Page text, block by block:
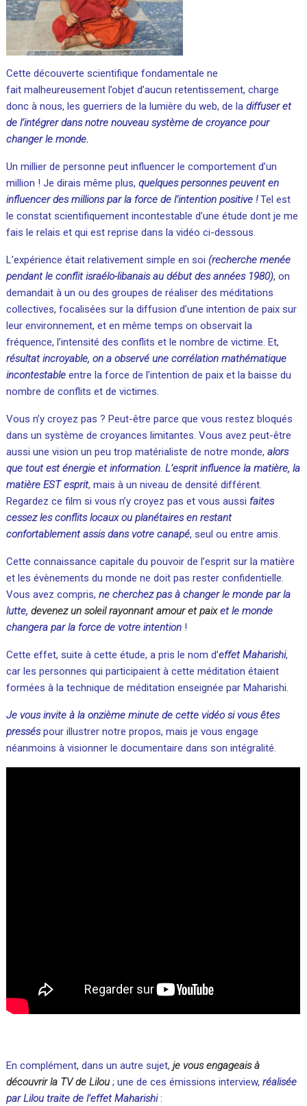
Cette découverte scientifique fondamentale ne
fait malheureusement l’objet d’aucun retentissement, charge
donc à nous, les guerriers de la lumière du web, de ladiffuser et
de l’intégrer dans notre nouveau système de croyance pour
changer le monde.
Un millier de personne peut influencer le comportement d’un
million ! Je dirais même plus,quelques personnes peuvent en
influencer des millions par la force de l’intention positive ! Tel est
le constat scientifiquement incontestable d’une étude dont je me
fais le relais et qui est reprise dans la vidéo ci-dessous.
L’expérience était relativement simple en soi(recherche menée
pendant le conflit israélo-libanais au début des années 1980), on
demandait à un ou des groupes de réaliser des méditations
collectives, focalisées sur la diffusion d’une intention de paix sur
leur environnement, et en même temps on observait la
fréquence, l’intensité des conflits et le nombre de victime. Et,
résultat incroyable, on a observé une corrélation mathématique
incontestable entre la force de l’intention de paix et la baisse du
nombre de conflits et de victimes.
Vous n’y croyez pas ? Peut-être parce que vous restez bloqués
dans un système de croyances limitantes. Vous avez peut-être
aussi une vision un peu trop matérialiste de notre monde,alors
que tout est énergie et information. L’esprit influence la matière, la
matière EST esprit, mais à un niveau de densité différent.
Regardez ce film si vous n’y croyez pas et vous aussi faites
cessez les conflits locaux ou planétaires en restant
confortablement assis dans votre canapé, seul ou entre amis.
Cette connaissance capitale du pouvoir de l’esprit sur la matière
et les évènements du monde ne doit pas rester confidentielle.
Vous avez compris,ne cherchez pas à changer le monde par la
lutte,devenez un soleil rayonnant amour et paixet le monde
changera par la force de votre intention !
Cette effet, suite à cette étude, a pris le nom d’effet Maharishi,
car les personnes qui participaient à cette méditation étaient
formées à la technique de méditation enseignée par Maharishi.
Je vous invite à la onzième minute de cette vidéo si vous êtes
presséspour illustrer notre propos, mais je vous engage
néanmoins à visionner le documentaire dans son intégralité.
En complément, dans un autre sujet,je vous engageais à
découvrir la TV de Lilou ; une de ces émissions interview,réalisée
par Lilou traite de l’effet Maharishi: